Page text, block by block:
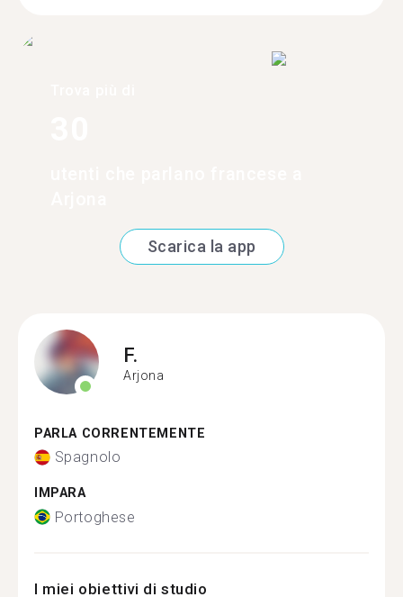
Scarica la app
F.
Arjona
PARLA CORRENTEMENTE
Spagnolo
IMPARA
Portoghese
I miei obiettivi di studio